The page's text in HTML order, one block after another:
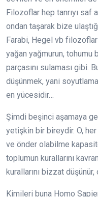
Filozoflar hep tanrıyı saf
ondan taşarak bize
Farabi, Hegel vb filozoflar
yağan yağmurun, tohumu
parçasını sulaması gibi.
düşünmek, yani
en yücesidir…
Şimdi beşinci aşamaya
yetişkin bir bireydir. O, her
ve önder olabilme
toplumun kurallarını
kurallarını bizzat
Kimileri buna Homo